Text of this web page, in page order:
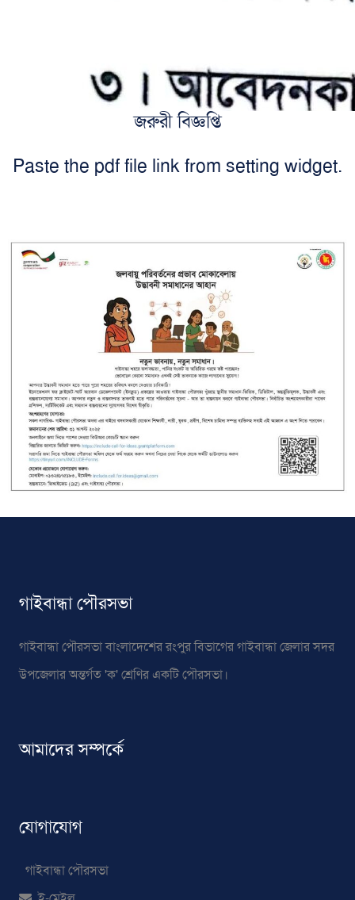
জরুরী বিজ্ঞপ্তি
Paste the pdf file link from setting widget.
গাইবান্ধা পৌরসভা
গাইবান্ধা পৌরসভা বাংলাদেশের রংপুর বিভাগের গাইবান্ধা জেলার সদর
উপজেলার অন্তর্গত 'ক' শ্রেণির একটি পৌরসভা।
আমাদের সম্পর্কে
যোগাযোগ
গাইবান্ধা পৌরসভা